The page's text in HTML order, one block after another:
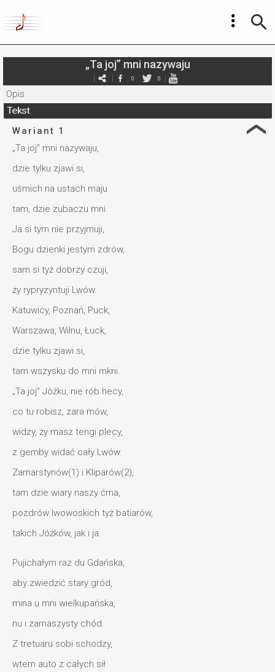
„Ta joj” mni nazywaju
0 0
Opis
Tekst
Wariant 1
„Ta joj” mni nazywaju,
dzie tylku zjawi si,
uśmich na ustach maju
tam, dzie zubaczu mni.
Ja si tym nie przyjmuji,
Bogu dzienki jestym zdrów,
sam si tyż dobrzy czuji,
ży rypryzyntuji Lwów.
Katuwicy, Poznań, Puck,
Warszawa, Wilnu, Łuck,
dzie tylku zjawi si,
tam wszysku do mni mkni.
„Ta joj” Jóźku, nie rób hecy,
co tu robisz, zara mów,
widzy, ży masz tengi plecy,
z gemby widać cały Lwów.
Zamarstynów(1) i Kliparów(2),
tam dzie wiary naszy ćma,
pozdrów lwowoskich tyż batiarów,
takich Jóźków, jak i ja.
Pujichałym raz du Gdańska,
aby zwiedzić stary gród,
mina u mni wielkupańska,
nu i zamaszysty chód.
Z tretuaru sobi schodzy,
wtem auto z całych sił